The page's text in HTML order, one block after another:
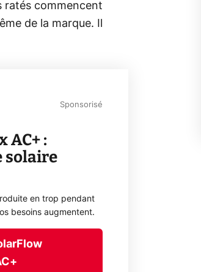
ratés commencent
de la marque. Il
Sponsorisé
AC+ :
solaire
en trop pendant
besoins augmentent.